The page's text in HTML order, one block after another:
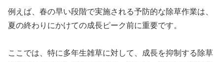
例えば、春の早い段階で実施される予防的な除草作業は、
夏の終わりにかけての成長ピーク前に重要です。
ここでは、特に多年生雑草に対して、成長を抑制する除草